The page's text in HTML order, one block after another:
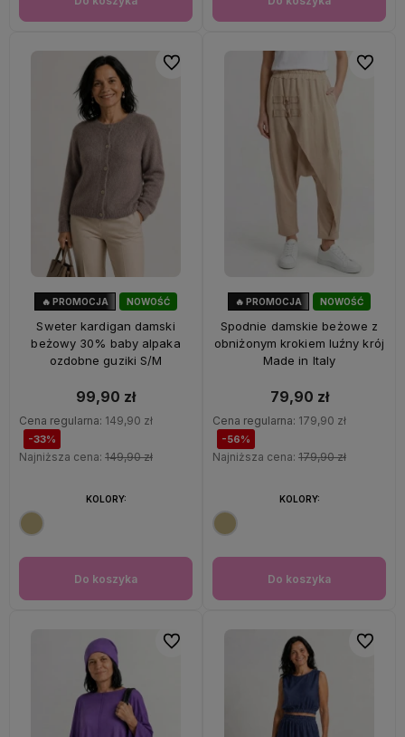
NOWOŚĆ
🔥 PROMOCJA
Sweter kardigan damski
beżowy 30% baby alpaka
ozdobne guziki S/M
99,90 zł
Cena regularna: 149,90 zł
-33%
Najniższa cena: 149,90 zł
Do koszyka
KOLORY:
Do ulubionych
NOWOŚĆ
🔥 PROMOCJA
Spodnie damskie beżowe z
obniżonym krokiem luźny krój
Made in Italy
79,90 zł
Cena regularna: 179,90 zł
-56%
Najniższa cena: 179,90 zł
Do koszyka
KOLORY:
Do
Do ulubionych Do